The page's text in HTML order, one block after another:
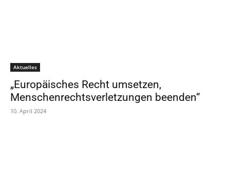
Aktuelles
„Europäisches Recht umsetzen,
Menschenrechtsverletzungen beenden“
10. April 2024